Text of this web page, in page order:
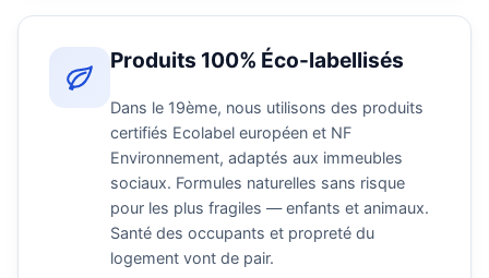
Produits 100% Éco-labellisés
Dans le 19ème, nous utilisons des produits
certifiés Ecolabel européen et NF
Environnement, adaptés aux immeubles
sociaux. Formules naturelles sans risque
pour les plus fragiles — enfants et animaux.
Santé des occupants et propreté du
logement vont de pair.